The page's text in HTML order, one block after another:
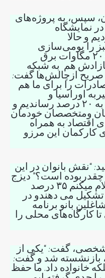
سپس، به پروژه‌های
نمایشگاه
و حالا
را بومی‌سازی
می‌کنیم که حاصلش تولید ۲۰۰ مگاوات برق
هم به شبکه
صریح ازچالش‌ها گفت:
را برای ما هم
اوراسیا و
شرکت‌های چینی، ریسک را به ۲۰ درصد رساندیم و
ومتخصصان خودمان
برای اقتصاد به همراه
این مرزو
“نقش بانوان در این
است؟” دیزج
در پاسخ گفت: ” با افتخار اعلام میکنم ۳۵ درصد
تشکیل می دهندو در
۴۰۰ نفر از شاغلین بانو برنامه
کارگاه‌های محلی را
شخصی، گفت: “یکی از
بعد از ۳۰ سال، بازنشسته شد و گفت:
خانواده داد. ما حفظ